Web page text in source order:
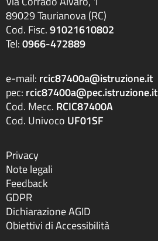
89029 Taurianova (RC)
Cod. Fisc.91021610802
Tel:0966-472889
e-mail: rcic87400a@istruzione.it
pec: rcic87400a@pec.istruzione.it
Cod. Mecc. RCIC87400A
Cod. Univoco UF01SF
Privacy
Note legali
Feedback
GDPR
Dichiarazione AGID
Obiettivi di Accessibilità